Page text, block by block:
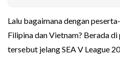
Lalu bagaimana dengan
Filipina dan Vietnam? Berada
tersebut jelang SEA V League